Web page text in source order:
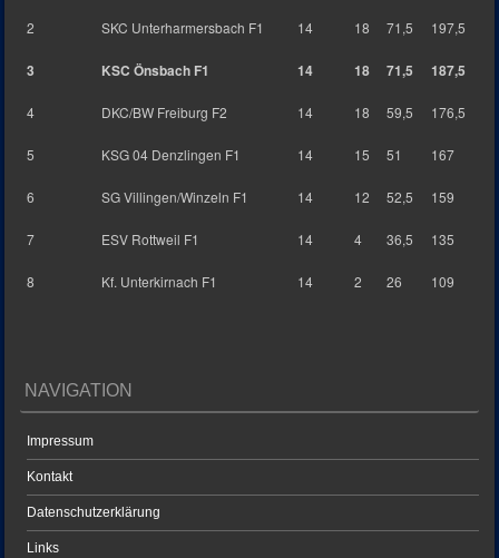
2 SKC Unterharmersbach F1 14 18 71,5 197,5
3 KSC Önsbach F1 14 18 71,5 187,5
4 DKC/BW Freiburg F2 14 18 59,5 176,5
5 KSG 04 Denzlingen F1 14 15 51 167
6 SG Villingen/Winzeln F1 14 12 52,5 159
7 ESV Rottweil F1 14 4 36,5 135
8 Kf. Unterkirnach F1 14 2 26 109
NAVIGATION
Impressum
Kontakt
Datenschutzerklärung
Links